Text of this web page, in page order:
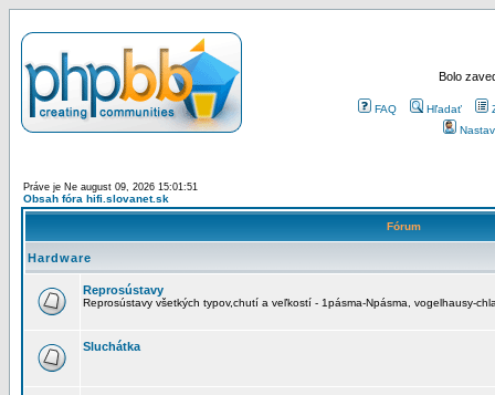
Bolo
FAQ Hľadať
Práve je Ne august 09, 2026 15:01:51
Obsah fóra hifi.slovanet.sk
Fórum
Hardware
Reprosústavy
Reprosústavy všetkých typov,chutí a veľkostí - 1pásma-Npásma, vogelhausy-
Sluchátka